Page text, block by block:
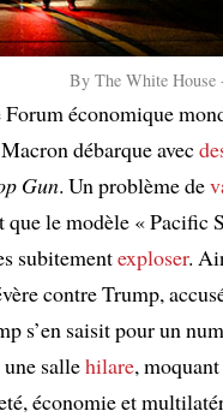
By The White House
économique
débarque avec
Gun. Un problème de
le modèle « Pacific
subitementexploser.
contre Trump,
s’en saisit pour un
sallehilare,
économie et